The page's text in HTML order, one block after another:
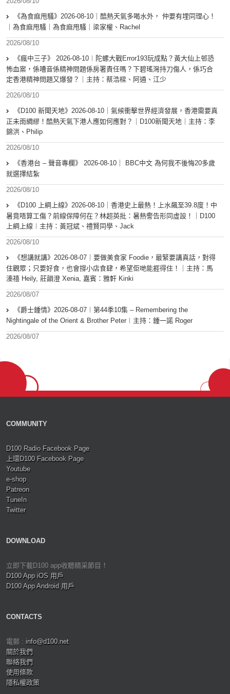
《為食麻甩騷》2026-08-10｜酷熱天氣多喝水外， 仲要有埋同理心！
｜為食麻甩騷｜為食麻甩騷｜梁家權、Rachel
2026/08/10
《瘋中三子》 2026-08-10︱陀螺大戰Error193玩成點？黃大仙上邨恐
怖血案，係嘈音係精神問題係房署責任嗎？下碧瑤灣持刀傷人，係巧合
定香港精神問題又爆發？｜主持：蔡浩樑、阿通、江少
2026/08/10
《D100 新聞天地》2026-08-10｜氣候衝擊世界經濟發展，香港需要真
正未雨綢繆！酷熱天氣下港人應如何應對？｜D100新聞天地｜主持：李
錦洪、Philip
2026/08/10
《香港台 – 聲音專欄》 2026-08-10｜ BBC中文 為何我不後悔20多歲
就選擇結紮
2026/08/10
《D100 上綱上線》2026-08-10｜香港史上最熱！上水飆至39.8度！中
暑竟唔算工傷？前線保障何在？林超英批：暑熱警告形同虛設！｜D100
上綱上線︱主持：黃冠斌、禮賢同學、Jack
2026/08/10
《想講就講》2026-08-07｜要做美食家 Foodie，最緊要講真話，對得
住觀眾；只要好食，也會撐小店食肆，希望佢哋能捱得住！｜主持：馬
溱禧 Heily, 莊韻澄 Xenia, 嘉賓：雅軒 Kinki
2026/08/07
《爵士鍾情》2026-08-07︱第44季10集 – Remembering the
Nightingale of the Orient & Brother Peter︱主持：鍾一諾 Roger
2026/08/07
COMMUNITY
D100 Radio Facebook Page
上環D100 Facebook Page
Youtube
e-shop
Patreon
TuneIn
Twitter
DOWNLOAD
立即下載D100 app收聽精采節目！
D100 App iOS 用戶
D100 App Android 用戶
CONTACTS
電郵 : info@d100.net
關於我們
聯絡我們
使用條款
隱私權政策